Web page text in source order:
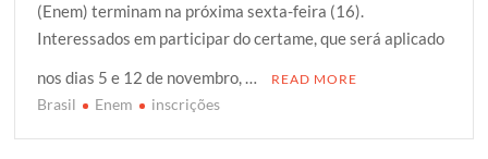
t
t
e
r
e
b
o
o
t
s
A
p
g
g
e
r
r
e
(Enem) terminam na próxima sexta-feira (16).
Interessados em participar do certame, que será aplicado
nos dias 5 e 12 de novembro, …
READ MORE
Brasil Enem inscrições